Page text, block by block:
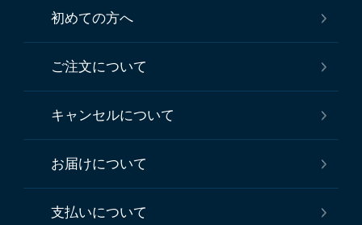
初めての方へ
ご注文について
キャンセルについて
お届けについて
支払いについて